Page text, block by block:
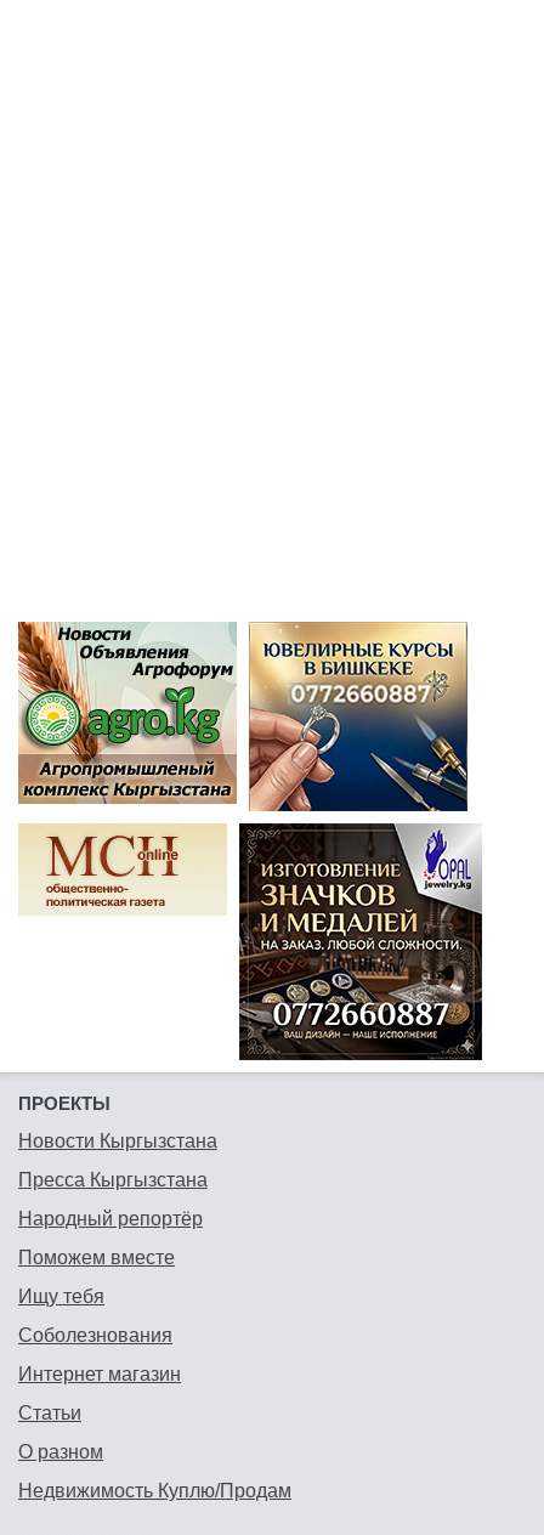
ПРОЕКТЫ
Новости Кыргызстана
Пресса Кыргызстана
Народный репортёр
Поможем вместе
Ищу тебя
Соболезнования
Интернет магазин
Статьи
О разном
Недвижимость Куплю/Продам